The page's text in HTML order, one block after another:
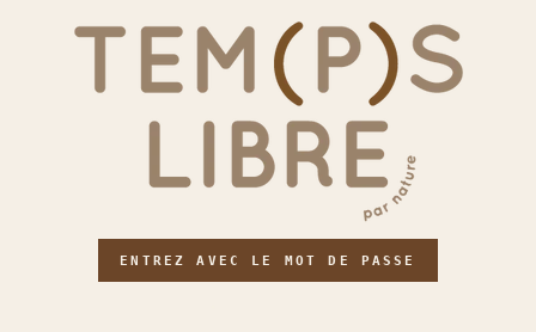
ENTREZ AVEC LE MOT DE PASSE